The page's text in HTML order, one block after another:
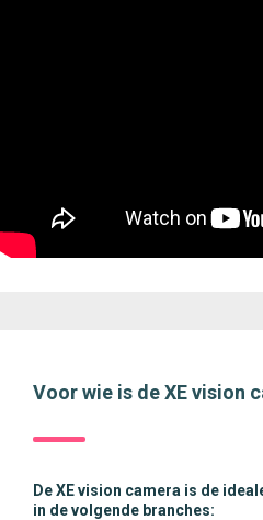
Voor wie is de XE vision
De XE vision camera is de
in de volgende branches: